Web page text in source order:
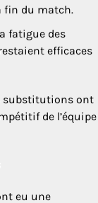
fin du match.
fatigue des
efficaces
substitutions ont
de l’équipe
eu une